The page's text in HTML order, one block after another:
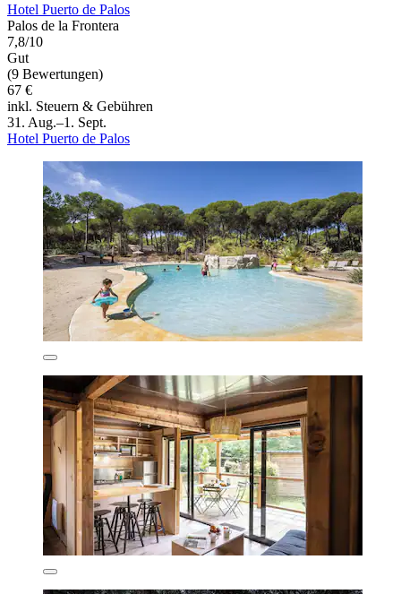
Hotel Puerto de Palos
Palos de la Frontera
7,8/10
Gut
(9 Bewertungen)
67 €
inkl. Steuern & Gebühren
31. Aug.–1. Sept.
Hotel Puerto de Palos